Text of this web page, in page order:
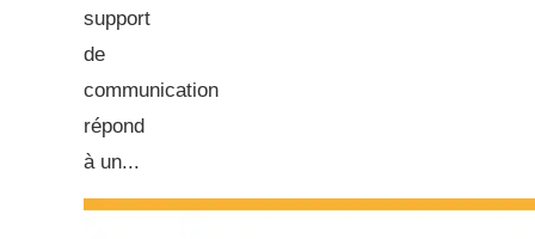
support
de
communication
répond
à un...